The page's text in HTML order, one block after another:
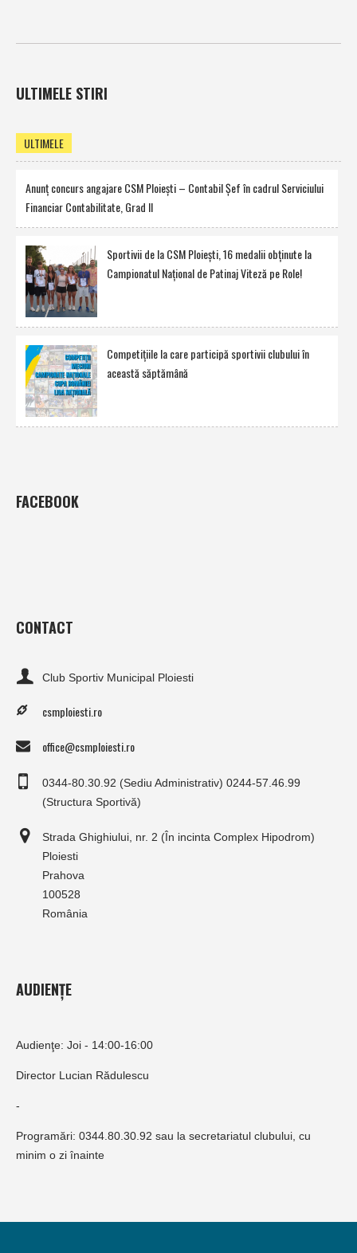
ULTIMELE STIRI
ULTIMELE
Anunţ concurs angajare CSM Ploieşti – Contabil Şef în cadrul Serviciului
Financiar Contabilitate, Grad II
Sportivii de la CSM Ploieşti, 16 medalii obţinute la
Campionatul Naţional de Patinaj Viteză pe Role!
Competiţiile la care participă sportivii clubului în
această săptămână
FACEBOOK
CONTACT
Club Sportiv Municipal Ploiesti
csmploiesti.ro
office@csmploiesti.ro
0344-80.30.92 (Sediu Administrativ) 0244-57.46.99
(Structura Sportivă)
Strada Ghighiului, nr. 2 (În incinta Complex Hipodrom)
Ploiesti
Prahova
100528
România
AUDIENȚE
Audienţe: Joi - 14:00-16:00
Director Lucian Rădulescu
-
Programări: 0344.80.30.92 sau la secretariatul clubului, cu
minim o zi înainte